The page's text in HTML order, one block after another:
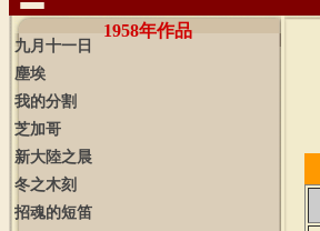
1958年作品
九月十一日
塵埃
我的分割
芝加哥
新大陸之晨
冬之木刻
招魂的短笛